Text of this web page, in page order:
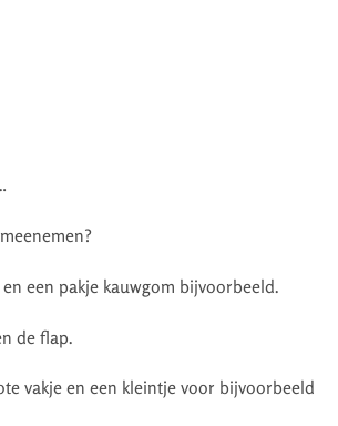
een pakje kauwgom bijvoorbeeld.
de flap.
vakje en een kleintje voor bijvoorbeeld